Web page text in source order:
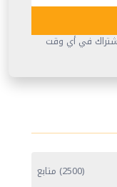
في أي وقت
(2500) متابع